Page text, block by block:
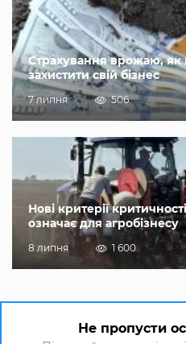
Страхування врожаю, як
захистити свій бізнес
7 липня 506
Нові критерії
означає для агробізнесу
8 липня 1 600
Не пропусти